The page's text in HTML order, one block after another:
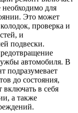
необходимо для
Это может
проверка и
и
подвески.
автомобиля. В
подразумевает
до состояния,
включать в себя
а также